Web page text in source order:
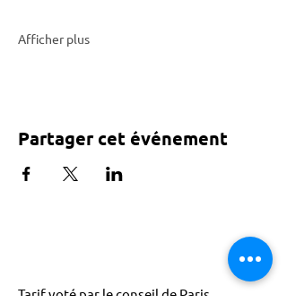
Afficher plus
Partager cet événement
Tarif voté par le conseil de Paris